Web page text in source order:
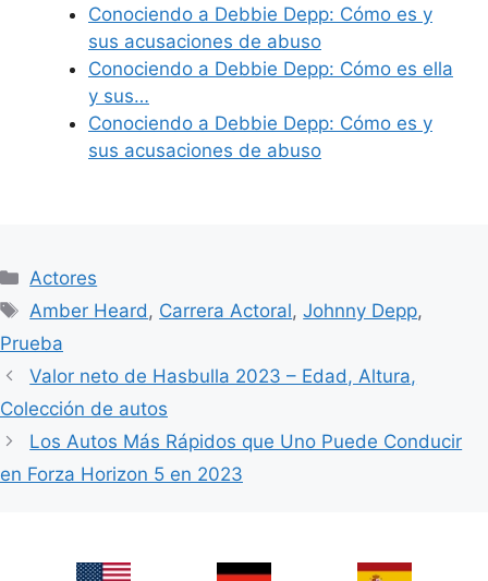
Conociendo a Debbie Depp: Cómo es y
sus acusaciones de abuso
Conociendo a Debbie Depp: Cómo es ella
y sus…
Conociendo a Debbie Depp: Cómo es y
sus acusaciones de abuso
Categories
Actores
Tags
Amber Heard, Carrera Actoral,Johnny Depp,
Prueba
Valor neto de Hasbulla 2023 – Edad, Altura,
Colección de autos
Los Autos Más Rápidos que Uno Puede Conducir
en Forza Horizon 5 en 2023